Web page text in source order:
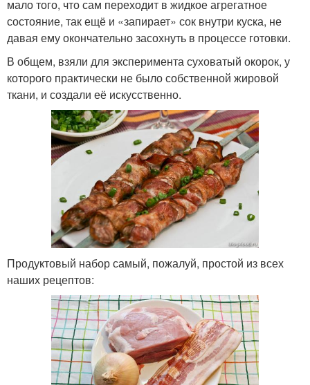
мало того, что сам переходит в жидкое агрегатное
состояние, так ещё и «запирает» сок внутри куска, не
давая ему окончательно засохнуть в процессе готовки.
В общем, взяли для эксперимента суховатый окорок, у
которого практически не было собственной жировой
ткани, и создали её искусственно.
Продуктовый набор самый, пожалуй, простой из всех
наших рецептов: